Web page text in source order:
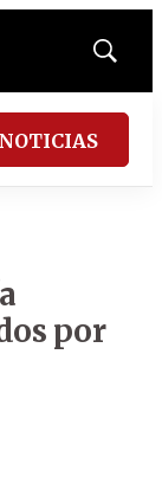
Mostrar
por